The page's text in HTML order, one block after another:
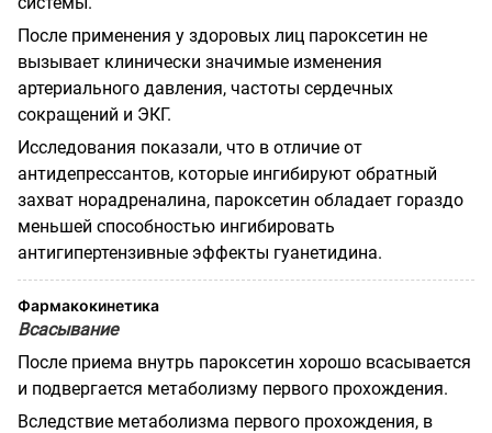
После применения у здоровых лиц пароксетин не
вызывает клинически значимые изменения
артериального давления, частоты сердечных
сокращений и ЭКГ.
Исследования показали, что в отличие от
антидепрессантов, которые ингибируют обратный
захват норадреналина, пароксетин обладает гораздо
меньшей способностью ингибировать
антигипертензивные эффекты гуанетидина.
Фармакокинетика
Всасывание
После приема внутрь пароксетин хорошо всасывается
и подвергается метаболизму первого прохождения.
Вследствие метаболизма первого прохождения, в